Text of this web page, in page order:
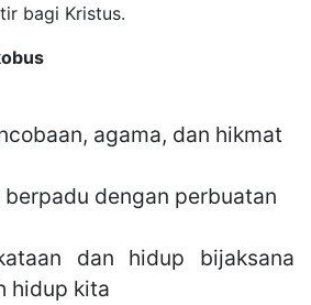
bagi Kristus.
agama, dan hikmat
berpadu dengan perbuatan
dan hidup bijaksana
hidup kita